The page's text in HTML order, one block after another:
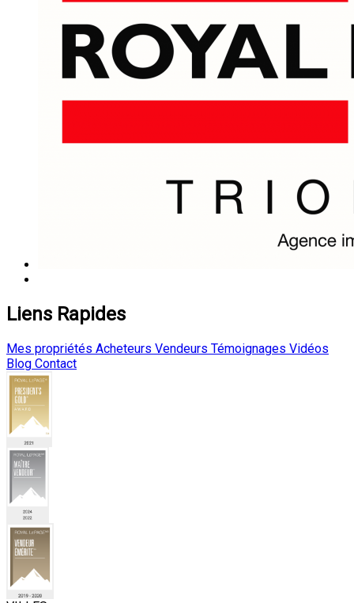
Liens Rapides
Mes propriétés Acheteurs Vendeurs Témoignages Vidéos
Blog Contact